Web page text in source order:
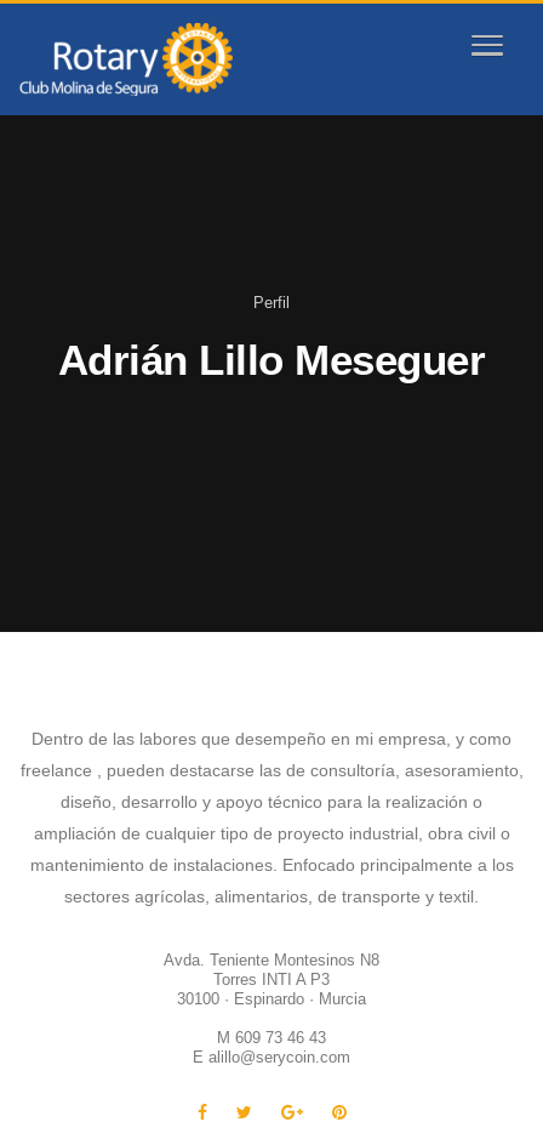
Perfil
Adrián Lillo Meseguer
Dentro de las labores que desempeño en mi empresa, y como
freelance , pueden destacarse las de consultoría, asesoramiento,
diseño, desarrollo y apoyo técnico para la realización o
ampliación de cualquier tipo de proyecto industrial, obra civil o
mantenimiento de instalaciones. Enfocado principalmente a los
sectores agrícolas, alimentarios, de transporte y textil.
Avda. Teniente Montesinos N8
Torres INTI A P3
30100 · Espinardo · Murcia
M 609 73 46 43
E alillo@serycoin.com